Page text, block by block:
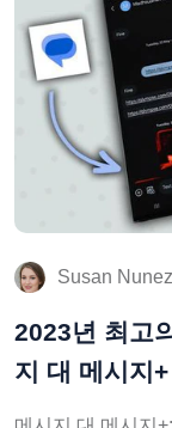
Susan Nunez
2023년 최고
지 대 메시지+